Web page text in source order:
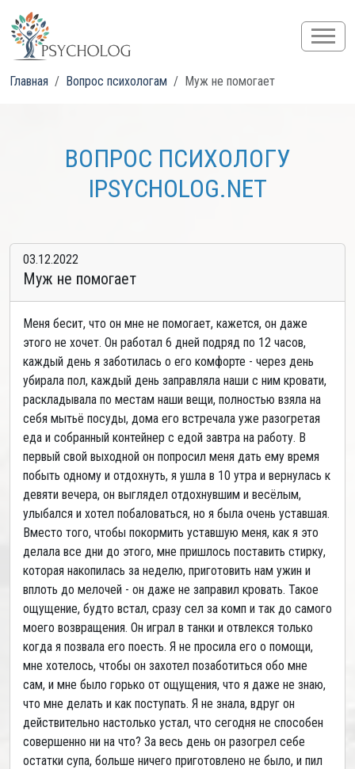
Главная Вопрос психологам Муж не помогает
ВОПРОС ПСИХОЛОГУ
IPSYCHOLOG.NET
03.12.2022
Муж не помогает
Меня бесит, что он мне не помогает, кажется, он даже
этого не хочет. Он работал 6 дней подряд по 12 часов,
каждый день я заботилась о его комфорте - через день
убирала пол, каждый день заправляла наши с ним кровати,
раскладывала по местам наши вещи, полностью взяла на
себя мытьё посуды, дома его встречала уже разогретая
еда и собранный контейнер с едой завтра на работу. В
первый свой выходной он попросил меня дать ему время
побыть одному и отдохнуть, я ушла в 10 утра и вернулась к
девяти вечера, он выглядел отдохнувшим и весёлым,
улыбался и хотел побаловаться, но я была очень уставшая.
Вместо того, чтобы покормить уставшую меня, как я это
делала все дни до этого, мне пришлось поставить стирку,
которая накопилась за неделю, приготовить нам ужин и
вплоть до мелочей - он даже не заправил кровать. Такое
ощущение, будто встал, сразу сел за комп и так до самого
моего возвращения. Он играл в танки и отвлекся только
когда я позвала его поесть. Я не просила его о помощи,
мне хотелось, чтобы он захотел позаботиться обо мне
сам, и мне было горько от ощущения, что я даже не знаю,
что мне делать и как поступать. Я не знала, вдруг он
действительно настолько устал, что сегодня не способен
совершенно ни на что? За весь день он разогрел себе
остатки супа, больше ничего приготовлено не было, и пил